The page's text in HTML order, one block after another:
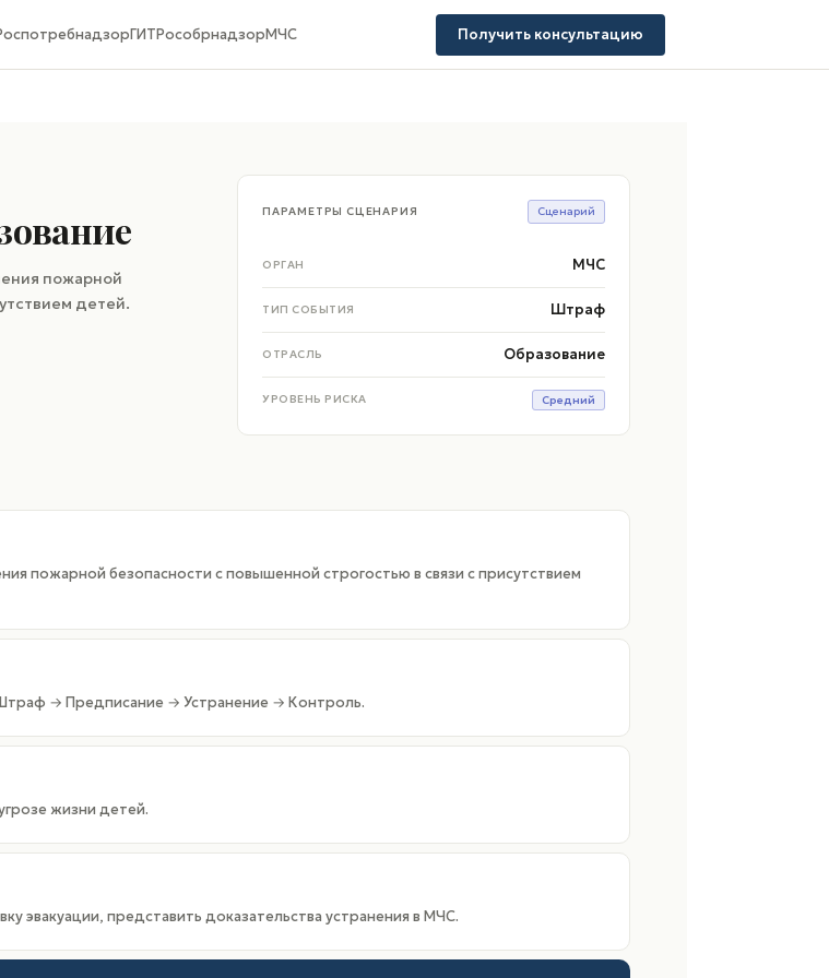
ГИТРособрнадзорМЧС Получить консультацию
пожарной
детей.
ПАРАМЕТРЫ СЦЕНАРИЯ Сценарий
ОРГАН МЧС
ТИП СОБЫТИЯ Штраф
ОТРАСЛЬ Образование
УРОВЕНЬ РИСКА Средний
пожарной безопасности с повышенной строгостью в связи с присутствием
→ Предписание → Устранение → Контроль.
жизни детей.
эвакуации, представить доказательства устранения в МЧС.